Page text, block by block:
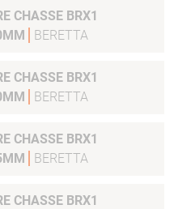
CHASSE BRX1
BERETTA
CHASSE BRX1
BERETTA
CHASSE BRX1
BERETTA
CHASSE BRX1